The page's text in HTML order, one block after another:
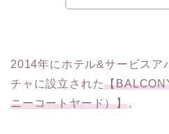
2014年にホテル&サービスア
チャに設立された【
ニーコートヤード）】。